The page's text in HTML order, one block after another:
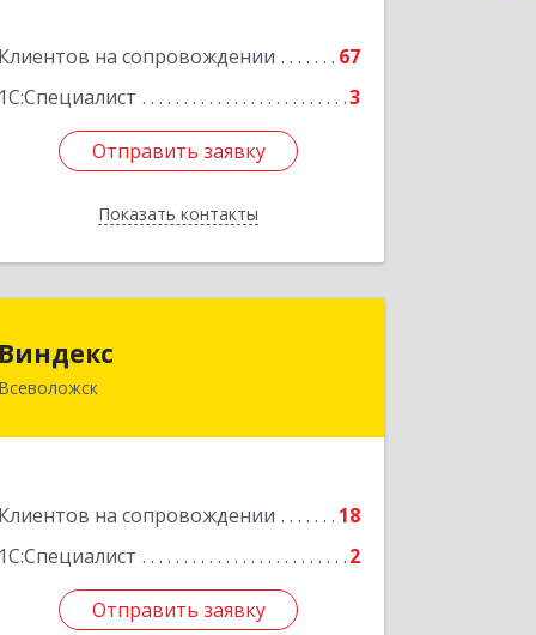
Клиентов на сопровождении
67
1С:Специалист
3
Отправить заявку
Показать контакты
Подробнее
Отправить заявку
Назад
Виндекс
Всеволожск
Клиентов на сопровождении
18
1С:Специалист
2
Отправить заявку
Отправить заявку